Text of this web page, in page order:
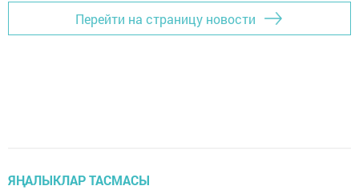
Перейти на страницу новости
ЯҢАЛЫКЛАР ТАСМАСЫ